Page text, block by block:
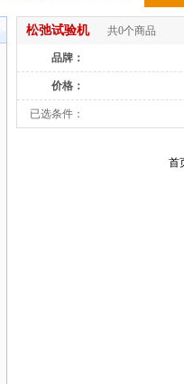
松弛试验机 共0个商品
品牌：
价格：
已选条件：
首